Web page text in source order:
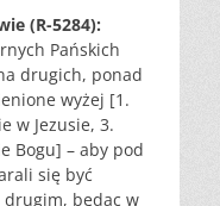
(R-5284):
Pańskich
drugich, ponad
wyżej [1.
w Jezusie, 3.
Bogu] – aby pod
się być
będąc w